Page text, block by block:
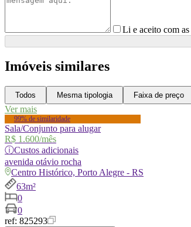
Li e aceito com as
Imóveis similares
Todos Mesma tipologia Faixa de preço
Ver mais
99% de similaridade
Sala/Conjunto para alugar
R$ 1.600/mês
ⓘCustos adicionais
avenida otávio rocha
Centro Histórico, Porto Alegre - RS
63m²
0
0
ref: 825293